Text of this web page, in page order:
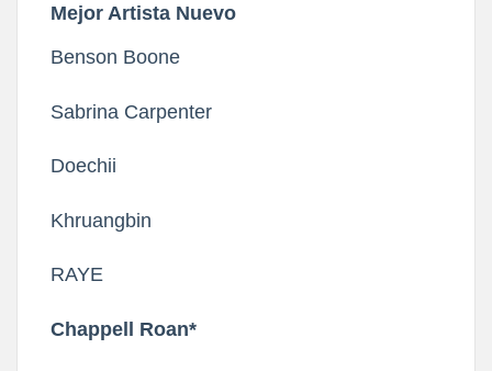
Mejor Artista Nuevo
Benson Boone
Sabrina Carpenter
Doechii
Khruangbin
RAYE
Chappell Roan*